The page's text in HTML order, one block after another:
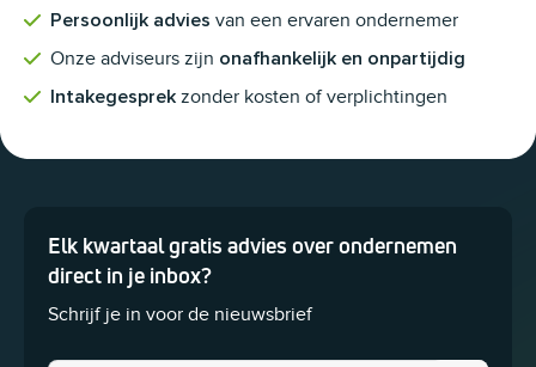
Persoonlijk advies van een ervaren ondernemer
Onze adviseurs zijn onafhankelijk en onpartijdig
Intakegesprek zonder kosten of verplichtingen
Elk kwartaal gratis advies over ondernemen
direct in je inbox?
Schrijf je in voor de nieuwsbrief
Phone
Dit veld is bedoeld voor validatiedoeleinden en moet niet worden